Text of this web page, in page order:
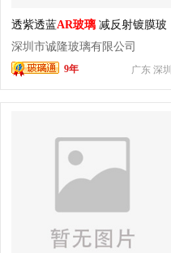
透紫透蓝AR玻璃 减反射镀膜玻
璃
深圳市诚隆玻璃有限公司
广东 深圳
9年